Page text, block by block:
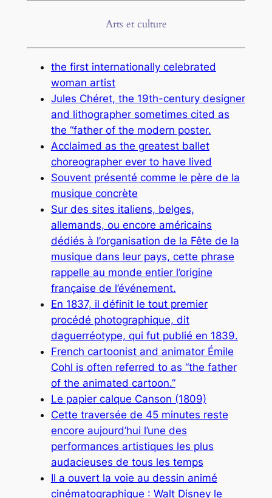
Arts et culture
the first internationally celebrated
woman artist
Jules Chéret, the 19th-century designer
and lithographer sometimes cited as
the “father of the modern poster.
Acclaimed as the greatest ballet
choreographer ever to have lived
Souvent présenté comme le père de la
musique concrète
Sur des sites italiens, belges,
allemands, ou encore américains
dédiés à l’organisation de la Fête de la
musique dans leur pays, cette phrase
rappelle au monde entier l’origine
française de l’événement.
En 1837, il définit le tout premier
procédé photographique, dit
daguerréotype, qui fut publié en 1839.
French cartoonist and animator Émile
Cohl is often referred to as “the father
of the animated cartoon.”
Le papier calque Canson (1809)
Cette traversée de 45 minutes reste
encore aujourd’hui l’une des
performances artistiques les plus
audacieuses de tous les temps
Il a ouvert la voie au dessin animé
cinématographique : Walt Disney le